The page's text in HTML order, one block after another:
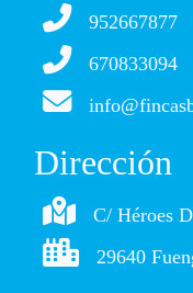
952667877
670833094
Dirección
C/ Héroes
29640